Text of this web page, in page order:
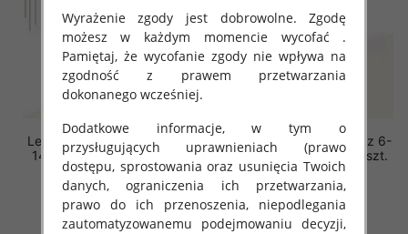
Leginsy dziewczęcy. Roz 6-
14, Mix Kolor Paczka 5 szt.
14.00 zł
szczegóły
Leginsy dziewczęcy. Roz 6-
14, Mix Kolor Paczka 5 szt.
14.00 zł
szczegóły
Wyrażenie zgody jest dobrowolne. Zgodę
możesz w każdym momencie wycofać .
Pamiętaj, że wycofanie zgody nie wpływa na
zgodność z prawem przetwarzania
dokonanego wcześniej.
Dodatkowe informacje, w tym o
przysługujących uprawnieniach (prawo
dostępu, sprostowania oraz usunięcia Twoich
danych, ograniczenia ich przetwarzania,
prawo do ich przenoszenia, niepodlegania
zautomatyzowanemu podejmowaniu decyzji,